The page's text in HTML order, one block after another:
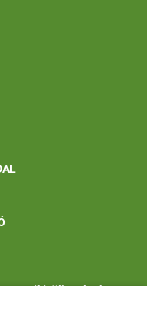
rendkívüli melegben